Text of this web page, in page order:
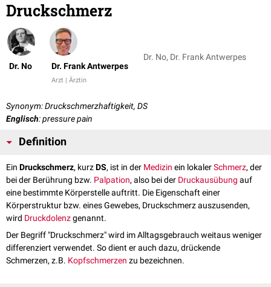
Druckschmerz
Dr. No Dr. Frank Antwerpes
Arzt | Ärztin
Dr. No, Dr. Frank Antwerpes
Synonym: Druckschmerzhaftigkeit, DS
Englisch: pressure pain
Definition
Ein Druckschmerz, kurzDS, ist in der Medizin ein lokalerSchmerz, der
bei der Berührung bzw. Palpation, also bei der Druckausübung auf
eine bestimmte Körperstelle auftritt. Die Eigenschaft einer
Körperstruktur bzw. eines Gewebes, Druckschmerz auszusenden,
wird Druckdolenzgenannt.
Der Begriff "Druckschmerz" wird im Alltagsgebrauch weitaus weniger
differenziert verwendet. So dient er auch dazu, drückende
Schmerzen, z.B. Kopfschmerzen zu bezeichnen.